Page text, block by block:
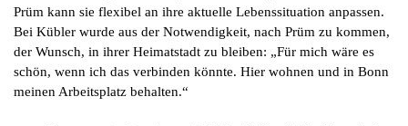
Prüm kann sie flexibel an ihre aktuelle Lebenssituation anpassen.
Bei Kübler wurde aus der Notwendigkeit, nach Prüm zu kommen,
der Wunsch, in ihrer Heimatstadt zu bleiben: „Für mich wäre es
schön, wenn ich das verbinden könnte. Hier wohnen und in Bonn
meinen Arbeitsplatz behalten.“